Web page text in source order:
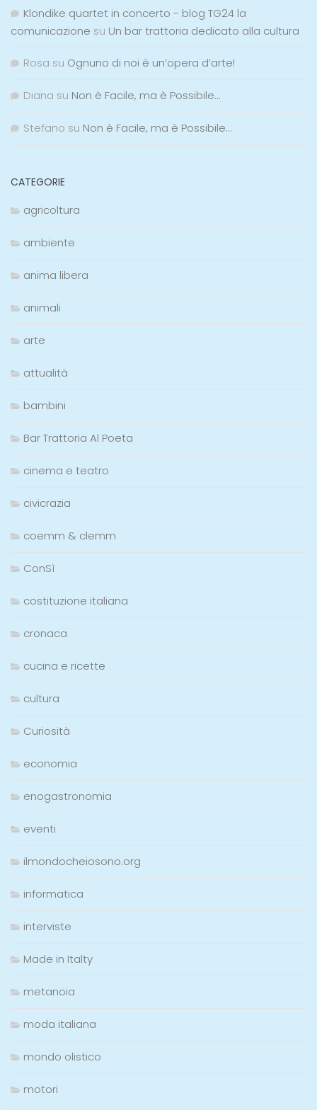
Klondike quartet in concerto - blog TG24 la
comunicazione su Un bar trattoria dedicato alla cultura
Rosa su Ognuno di noi è un’opera d’arte!
Diana su Non è Facile, ma è Possibile…
Stefano su Non è Facile, ma è Possibile…
CATEGORIE
agricoltura
ambiente
anima libera
animali
arte
attualità
bambini
Bar Trattoria Al Poeta
cinema e teatro
civicrazia
coemm & clemm
ConSì
costituzione italiana
cronaca
cucina e ricette
cultura
Curiosità
economia
enogastronomia
eventi
ilmondocheiosono.org
informatica
interviste
Made in Italty
metanoia
moda italiana
mondo olistico
motori